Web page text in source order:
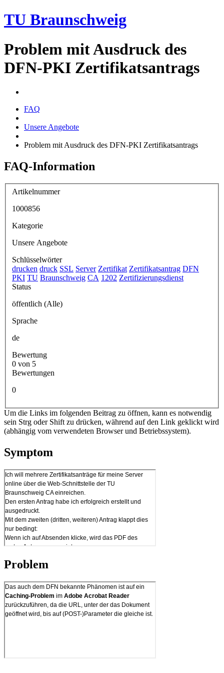
TU Braunschweig
Problem mit Ausdruck des
DFN-PKI Zertifikatsantrags
FAQ
Unsere Angebote
Problem mit Ausdruck des DFN-PKI Zertifikatsantrags
FAQ-Information
Artikelnummer
1000856
Kategorie
Unsere Angebote
Schlüsselwörter
drucken druck SSL Server Zertifikat Zertifikatsantrag DFN
PKI TU Braunschweig CA 1202 Zertifizierungsdienst
Status
öffentlich (Alle)
Sprache
de
Bewertung
0 von 5
Bewertungen
0
Um die Links im folgenden Beitrag zu öffnen, kann es notwendig
sein Strg oder Shift zu drücken, während auf den Link geklickt wird
(abhängig vom verwendeten Browser und Betriebssystem).
Symptom
Problem